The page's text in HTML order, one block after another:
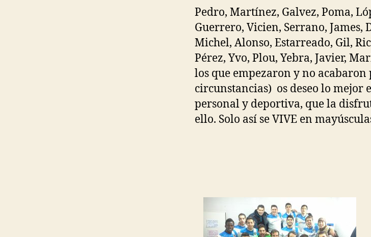
Pedro, Martínez, Galvez, Poma,
Guerrero, Vicien, Serrano, James,
Michel, Alonso, Estarreado, Gil,
Pérez, Yvo, Plou, Yebra, Javier,
los que empezaron y no
circunstancias) os deseo lo mejor
personal y deportiva, que la
ello. Solo así se VIVE en